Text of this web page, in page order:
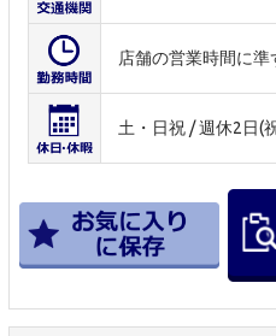
店舗の営業時間に準
土・日祝 / 週休2日(